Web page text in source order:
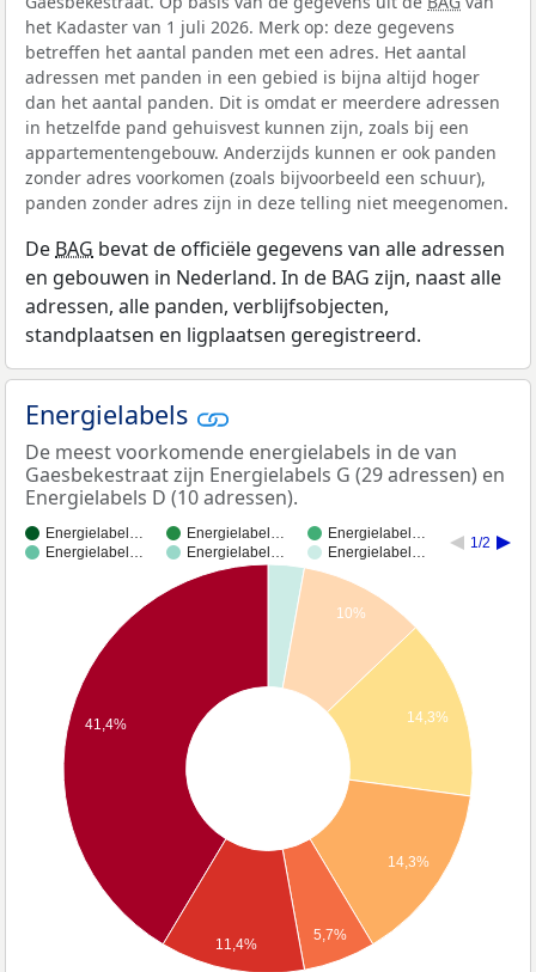
het Kadaster van 1 juli 2026. Merk op: deze gegevens
betreffen het aantal panden met een adres. Het aantal
adressen met panden in een gebied is bijna altijd hoger
dan het aantal panden. Dit is omdat er meerdere adressen
in hetzelfde pand gehuisvest kunnen zijn, zoals bij een
appartementengebouw. Anderzijds kunnen er ook panden
zonder adres voorkomen (zoals bijvoorbeeld een schuur),
panden zonder adres zijn in deze telling niet meegenomen.
De BAG bevat de officiële gegevens van alle adressen
en gebouwen in Nederland. In de BAG zijn, naast alle
adressen, alle panden, verblijfsobjecten,
standplaatsen en ligplaatsen geregistreerd.
Energielabels
De meest voorkomende energielabels in de van
Gaesbekestraat zijn Energielabels G (29 adressen) en
Energielabels D (10 adressen).
Energielabel… Energielabel…
Energielabel…
Energielabel…
Energielabel… Energielabel…
1/2
10%
14,3%
14,3%
5,7%
41,4%
11,4%